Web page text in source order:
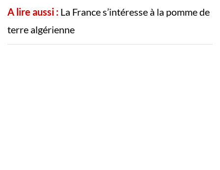
A lire aussi : La France s’intéresse à la pomme de
terre algérienne